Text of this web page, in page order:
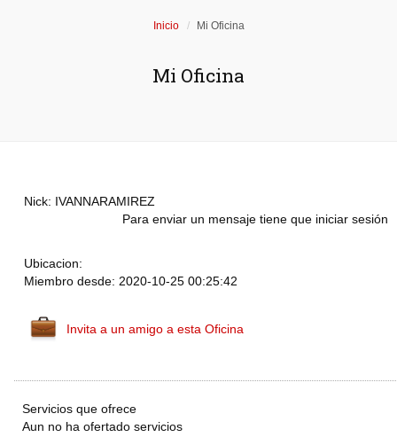
Inicio Mi Oficina
Mi Oficina
Nick: IVANNARAMIREZ
Para enviar un mensaje tiene que iniciar sesión
Ubicacion:
Miembro desde: 2020-10-25 00:25:42
Invita a un amigo a esta Oficina
Servicios que ofrece
Aun no ha ofertado servicios